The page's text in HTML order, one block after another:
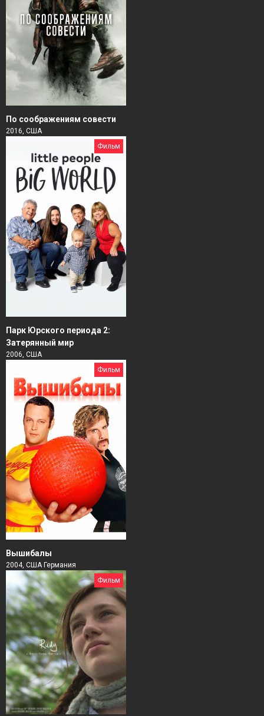
По соображениям совести
2016, США
Фильм
Парк Юрского периода 2:
Затерянный мир
2006, США
Фильм
Вышибалы
2004, США Германия
Фильм